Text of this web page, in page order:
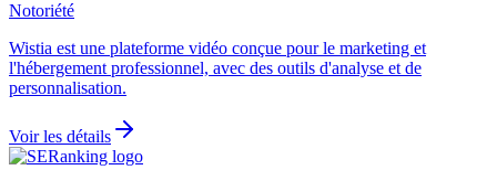
Notoriété
Wistia est une plateforme vidéo conçue pour le marketing et
l'hébergement professionnel, avec des outils d'analyse et de
personnalisation.
Voir les détails